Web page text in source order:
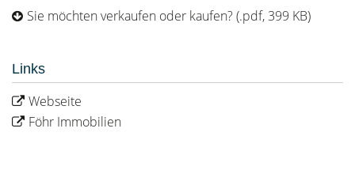
Sie möchten verkaufen oder kaufen? (.pdf, 399 KB)
Links
Webseite
Föhr Immobilien